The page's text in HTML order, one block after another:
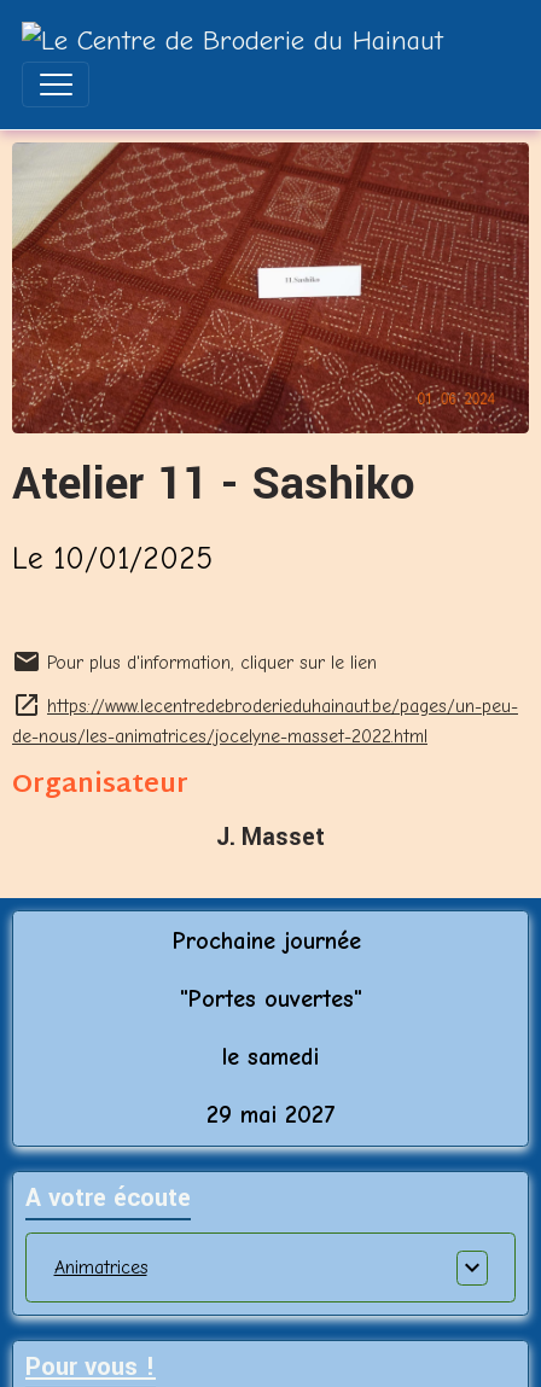
Atelier 11 - Sashiko
Le 10/01/2025
Pour plus d'information, cliquer sur le lien
https://www.lecentredebroderieduhainaut.be/pages/un-peu-
de-nous/les-animatrices/jocelyne-masset-2022.html
Organisateur
J. Masset
Prochaine journée
"Portes ouvertes"
le samedi
29 mai 2027
A votre écoute
Animatrices
Pour vous !